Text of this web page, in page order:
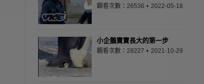
觀看次數：26536 2022-05-18
小企鵝寶寶長大的第一步
觀看次數：28227 2021-10-29